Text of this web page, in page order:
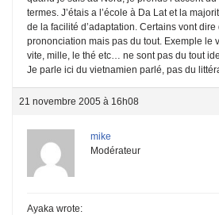
termes. J’étais a l’école à Da Lat et la
de la facilité d’adaptation. Certains vont dire
prononciation mais pas du tout. Exemple le
vite, mille, le thé etc… ne sont pas du tout
Je parle ici du vietnamien parlé, pas du
21 novembre 2005 à 16h08
mike
Modérateur
Ayaka wrote: